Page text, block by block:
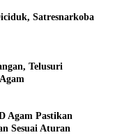
Satresnarkoba
Telusuri
Agam Pastikan
Sesuai Aturan